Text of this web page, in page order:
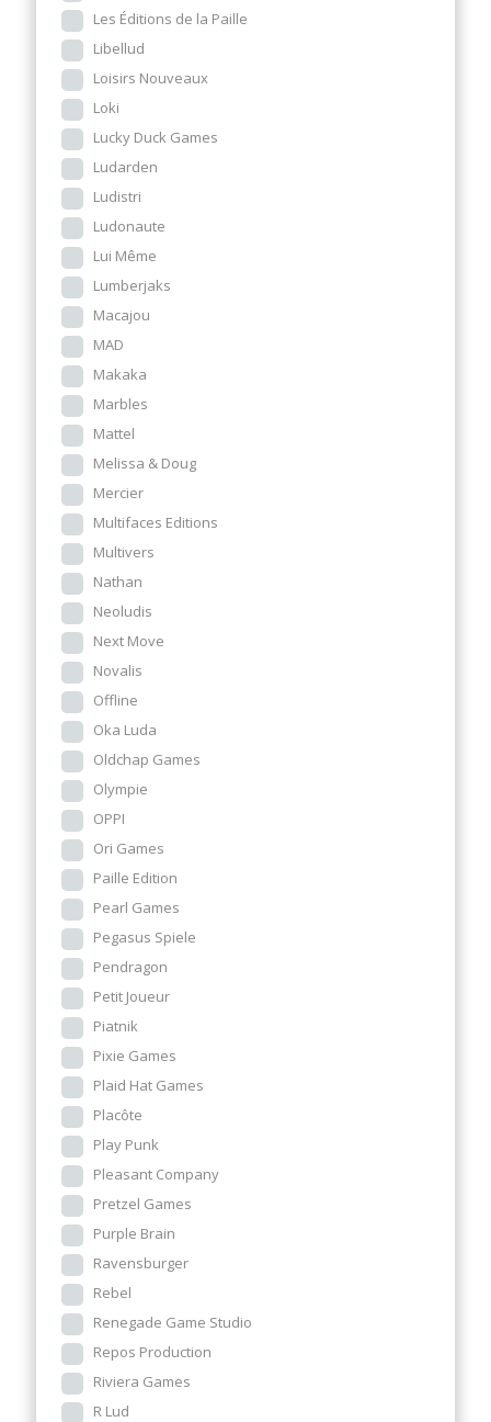
Les Éditions de la Paille
Libellud
Loisirs Nouveaux
Loki
Lucky Duck Games
Ludarden
Ludistri
Ludonaute
Lui Même
Lumberjaks
Macajou
MAD
Makaka
Marbles
Mattel
Melissa & Doug
Mercier
Multifaces Editions
Multivers
Nathan
Neoludis
Next Move
Novalis
Offline
Oka Luda
Oldchap Games
Olympie
OPPI
Ori Games
Paille Edition
Pearl Games
Pegasus Spiele
Pendragon
Petit Joueur
Piatnik
Pixie Games
Plaid Hat Games
Placôte
Play Punk
Pleasant Company
Pretzel Games
Purple Brain
Ravensburger
Rebel
Renegade Game Studio
Repos Production
Riviera Games
R Lud